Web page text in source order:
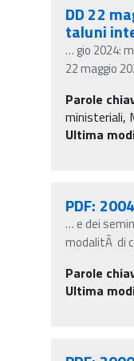
DD 22
taluni
… gio 2024:
22 maggio
Parole
ministeriali,
Ultima
PDF:
… e dei
modalitÃ di
Parole
Ultima